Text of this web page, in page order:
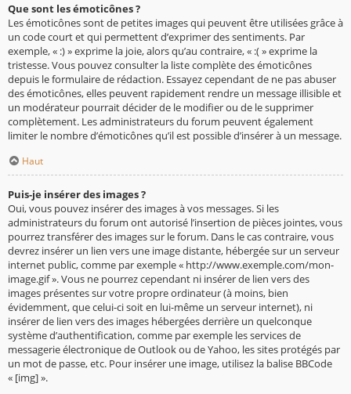
Que sont les émoticônes ?
Les émoticônes sont de petites images qui peuvent être utilisées grâce à
un code court et qui permettent d’exprimer des sentiments. Par
exemple, « :) » exprime la joie, alors qu’au contraire, « :( » exprime la
tristesse. Vous pouvez consulter la liste complète des émoticônes
depuis le formulaire de rédaction. Essayez cependant de ne pas abuser
des émoticônes, elles peuvent rapidement rendre un message illisible et
un modérateur pourrait décider de le modifier ou de le supprimer
complètement. Les administrateurs du forum peuvent également
limiter le nombre d’émoticônes qu’il est possible d’insérer à un message.
Haut
Puis-je insérer des images ?
Oui, vous pouvez insérer des images à vos messages. Si les
administrateurs du forum ont autorisé l’insertion de pièces jointes, vous
pourrez transférer des images sur le forum. Dans le cas contraire, vous
devrez insérer un lien vers une image distante, hébergée sur un serveur
internet public, comme par exemple « http://www.exemple.com/mon-
image.gif ». Vous ne pourrez cependant ni insérer de lien vers des
images présentes sur votre propre ordinateur (à moins, bien
évidemment, que celui-ci soit en lui-même un serveur internet), ni
insérer de lien vers des images hébergées derrière un quelconque
système d’authentification, comme par exemple les services de
messagerie électronique de Outlook ou de Yahoo, les sites protégés par
un mot de passe, etc. Pour insérer une image, utilisez la balise BBCode
« [img] ».